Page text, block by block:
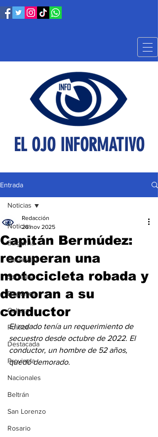
EL OJO INFORMATIVO
Entrada
Noticias
Baigorria
Bermúdez
Sociales
Deportes
Cultura
Política
Destacada
Provincia
Nacionales
Beltrán
San Lorenzo
Rosario
Noticias
Capitán Bermúdez:
recuperan una
motocicleta robada y
demoran a su
conductor
Redacción
26 nov 2025
El rodado tenía un requerimiento de
secuestro desde octubre de 2022. El
conductor, un hombre de 52 años,
quedó demorado.